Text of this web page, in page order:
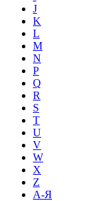
J
K
L
M
N
P
Q
R
S
T
U
V
W
X
Z
А-Я